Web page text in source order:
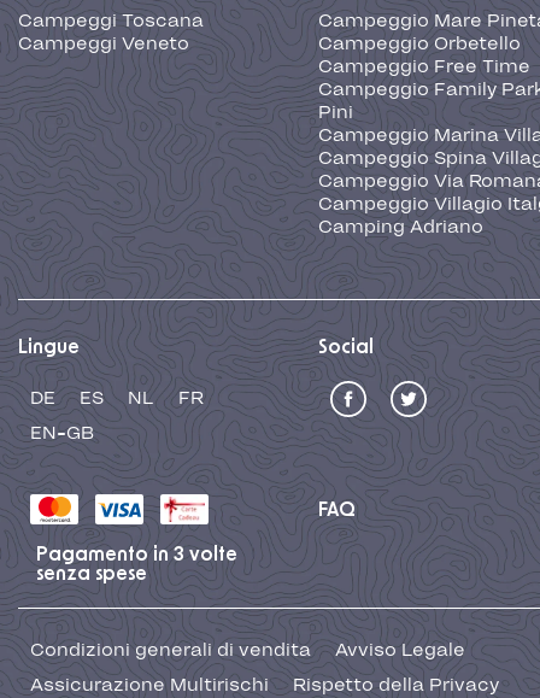
Campeggi Toscana
Campeggi Veneto
Campeggio Mare
Campeggio Orbetello
Campeggio Free Time
Campeggio Family
Pini
Campeggio Marina
Campeggio Spina
Campeggio Via
Campeggio Villagio
Camping Adriano
Lingue
DE ES NL
FR
EN-GB
Social
FAQ
Pagamento in 3 volte
senza spese
Condizioni generali di vendita
Avviso Legale
Assicurazione Multirischi
Rispetto della Privacy